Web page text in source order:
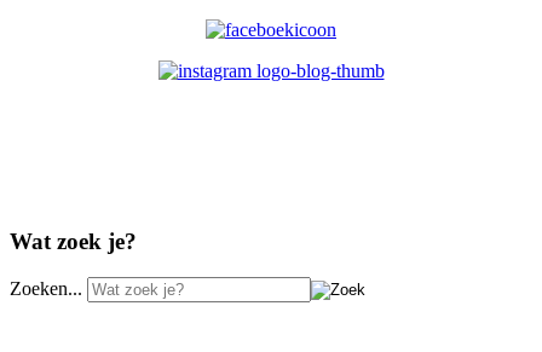
Wat zoek je?
Zoeken...